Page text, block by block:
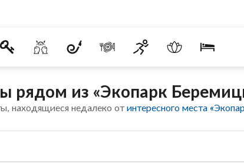
рядом из «Экопарк
находящиеся недалеко отинтересного места